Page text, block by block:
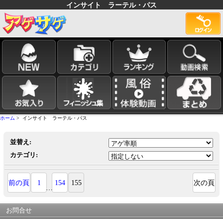
インサイト ラーテル・パス
ホーム > インサイト ラーテル・パス
並替え:
カテゴリ:
前の頁 1
…
154 155 次の頁
お問合せ